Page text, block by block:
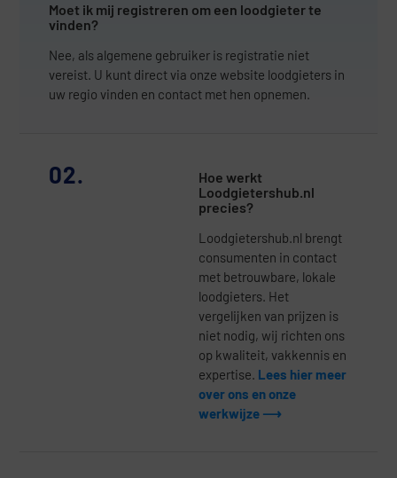
Moet ik mij registreren om een loodgieter te
vinden?
Nee, als algemene gebruiker is registratie niet
vereist. U kunt direct via onze website loodgieters in
uw regio vinden en contact met hen opnemen.
02.
Hoe werkt
Loodgietershub.nl
precies?
Loodgietershub.nl brengt
consumenten in contact
met betrouwbare, lokale
loodgieters. Het
vergelijken van prijzen is
niet nodig, wij richten ons
op kwaliteit, vakkennis en
expertise. Lees hier meer
over ons en onze
werkwijze ⟶